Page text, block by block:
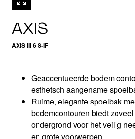
AXIS
AXIS III 6 S-IF
Geaccentueerde bodem
esthetsch aangename
Ruime, elegante spoelbak
bodemcontouren biedt
ondergrond voor het veilig
en grote voorwerpen